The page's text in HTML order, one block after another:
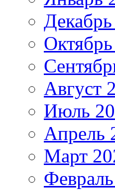
Август
Июль
Апрель
Март